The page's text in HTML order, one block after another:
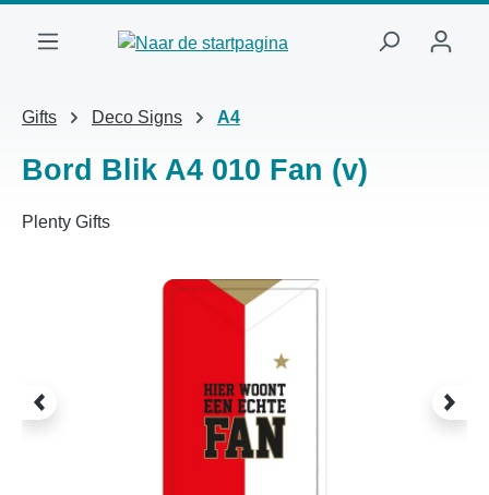
Gifts Deco Signs A4
Bord Blik A4 010 Fan (v)
Plenty Gifts